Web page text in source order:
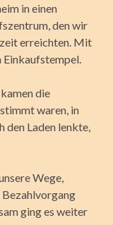
in einen
den wir
erreichten. Mit
Einkaufstempel.
die
waren, in
den Laden lenkte,
Wege,
ging es weiter